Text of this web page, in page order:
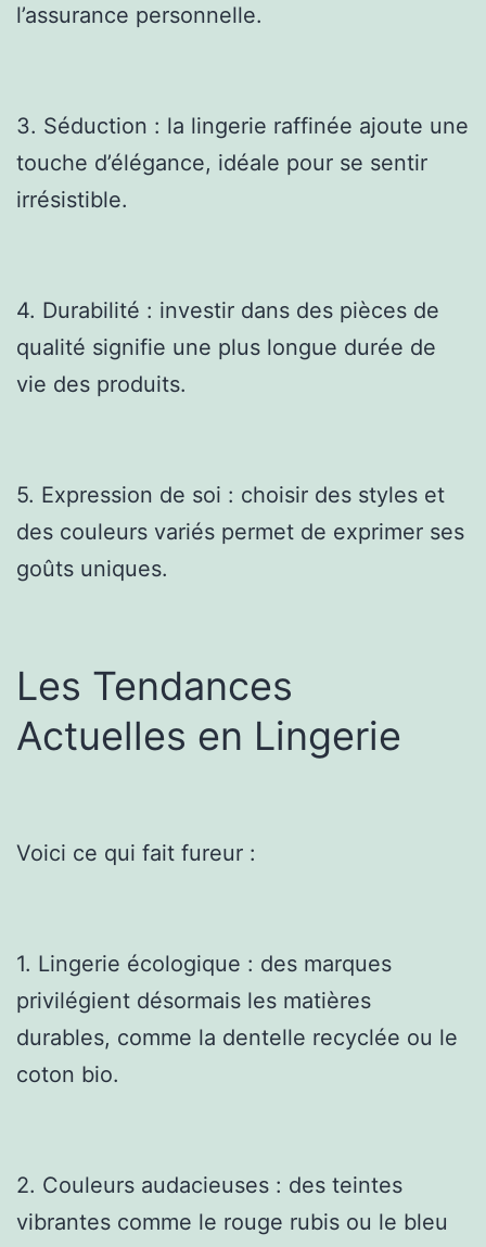
l’assurance personnelle.
3. Séduction : la lingerie raffinée ajoute une
touche d’élégance, idéale pour se sentir
irrésistible.
4. Durabilité : investir dans des pièces de
qualité signifie une plus longue durée de
vie des produits.
5. Expression de soi : choisir des styles et
des couleurs variés permet de exprimer ses
goûts uniques.
Les Tendances
Actuelles en Lingerie
Voici ce qui fait fureur :
1. Lingerie écologique : des marques
privilégient désormais les matières
durables, comme la dentelle recyclée ou le
coton bio.
2. Couleurs audacieuses : des teintes
vibrantes comme le rouge rubis ou le bleu